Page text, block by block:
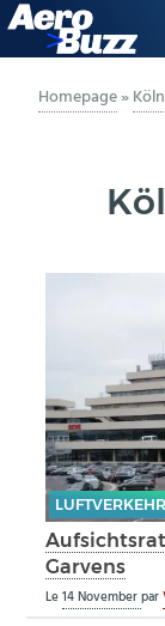
GENERAL
LUFTVERKEHR
MILITÄR
HELIKOPTER
BERUFE
AERO-KULTUR
Homepage»
Garvens
Le14 Novemberpar